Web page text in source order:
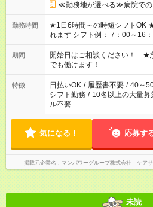
≪勤務地が選べる≫病院での
勤務時間
★1日6時間～の時短シフトOK ★都合に合わせてシフトが決めら
れます シフト例： 7：00～16
18：00 11：00～20：00 など ※Wワークの場合、他のお仕事と
合わせ週40時間超の就業はご
週20時間以上勤務は社会保険
派遣法（日雇い派遣の原則禁
業はご案内が難しい場合があり
期間
開始日はご相談ください！
でも働けます！
特徴 日払いOK / 履歴書不要 / 40～
シフト勤務 / 10名以上の大量募
ル不要
気になる！ 応募す
掲載元企業名 マンパワーグループ株式会社 ケア
未読